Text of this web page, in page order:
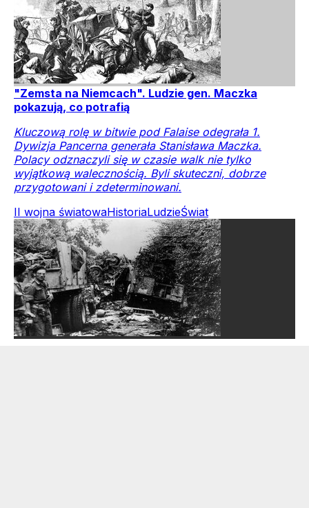
"Zemsta na Niemcach". Ludzie gen. Maczka
pokazują, co potrafią
Kluczową rolę w bitwie pod Falaise odegrała 1.
Dywizja Pancerna generała Stanisława Maczka.
Polacy odznaczyli się w czasie walk nie tylko
wyjątkową walecznością. Byli skuteczni, dobrze
przygotowani i zdeterminowani.
II wojna światowaHistoriaLudzieŚwiat